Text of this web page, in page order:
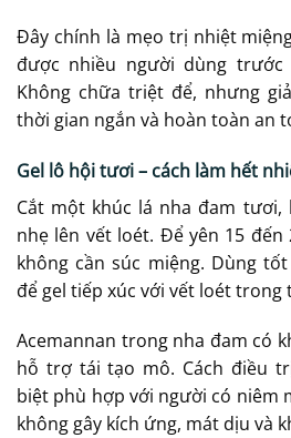
Đây chính là mẹo trị nhiệt
được nhiều người dùng trước
Không chữa triệt để, nhưng
thời gian ngắn và hoàn toàn an
Gel lô hội tươi – cách làm hết
Cắt một khúc lá nha đam tươi,
nhẹ lên vết loét. Để yên 15
không cần súc miệng. Dùng
để gel tiếp xúc với vết loét trong
Acemannan trong nha đam có
hỗ trợ tái tạo mô. Cách điều
biệt phù hợp với người có niêm
không gây kích ứng, mát dịu và